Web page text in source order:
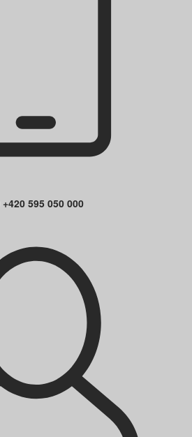
+420 595 050 000